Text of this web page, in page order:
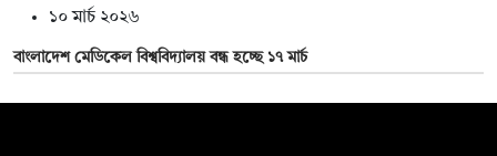
১০ মার্চ ২০২৬
বাংলাদেশ মেডিকেল বিশ্ববিদ্যালয় বন্ধ হচ্ছে ১৭ মার্চ